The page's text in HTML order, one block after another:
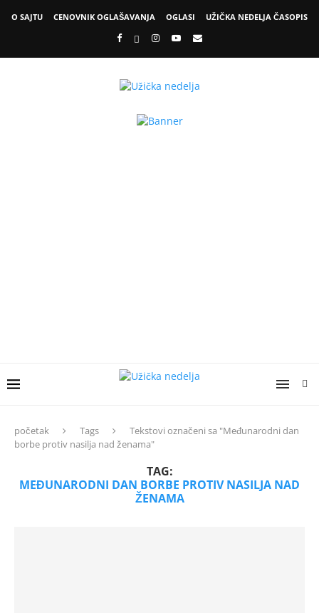
O SAJTU CENOVNIK OGLAŠAVANJA OGLASI UŽIČKA NEDELJA ČASOPIS
početak Tags
Tekstovi označeni sa "Međunarodni dan
borbe protiv nasilja nad ženama"
TAG:
MEĐUNARODNI DAN BORBE PROTIV NASILJA NAD
ŽENAMA